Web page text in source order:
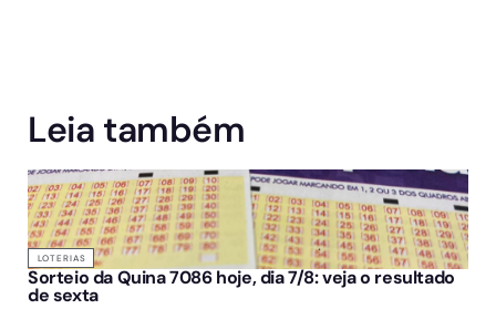
Leia também
LOTERIAS
Sorteio da Quina 7086 hoje, dia 7/8: veja o resultado
de sexta